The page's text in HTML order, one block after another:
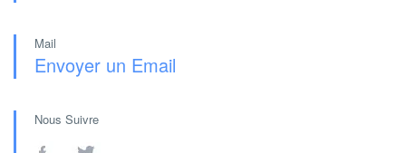
Mail
Envoyer un Email
Nous Suivre